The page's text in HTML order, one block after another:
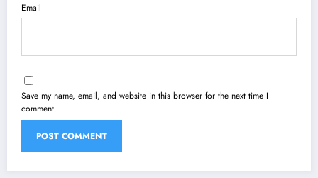
Email
Save my name, email, and website in this browser for the next time I
comment.